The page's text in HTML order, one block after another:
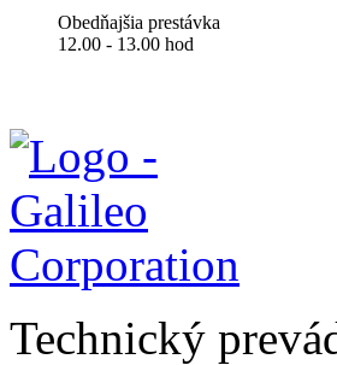
Obedňajšia prestávka
12.00 - 13.00 hod
Technický